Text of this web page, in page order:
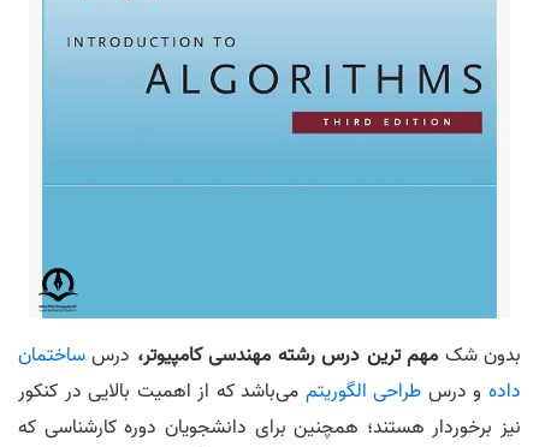
بدون شک مهم ترین درس رشته مهندسی کامپیوتر، درسساختمان
دادهو درس طراحی الگوریتم می‌باشد که از اهمیت بالایی در کنکور
نیز برخوردار هستند؛ همچنین برای دانشجویان دوره کارشناسی که